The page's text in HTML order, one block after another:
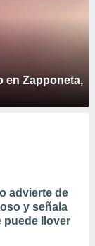
en Zapponeta,
advierte de
y señala
puede llover